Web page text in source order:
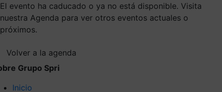
El evento ha caducado o ya no está disponible. Visita
nuestra Agenda para ver otros eventos actuales o
próximos.
Volver a la agenda
Grupo Spri
Inicio